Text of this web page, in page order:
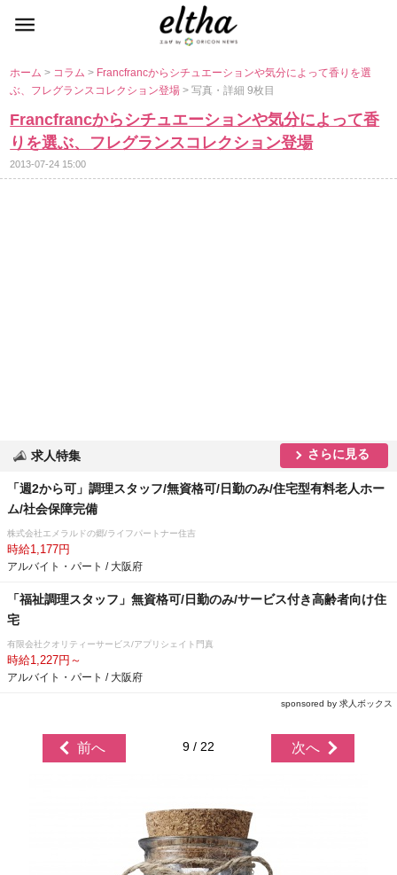
ホーム> コラム> Francfrancからシチュエーションや気分によって香りを選
ぶ、フレグランスコレクション登場> 写真・詳細 9枚目
Francfrancからシチュエーションや気分によって香
りを選ぶ、フレグランスコレクション登場
2013-07-24 15:00
求人特集 さらに見る
「週2から可」調理スタッフ/無資格可/日勤のみ/住宅型有料老人ホー
ム/社会保障完備
株式会社エメラルドの郷/ライフパートナー住吉
時給1,177円
アルバイト・パート / 大阪府
「福祉調理スタッフ」無資格可/日勤のみ/サービス付き高齢者向け住
宅
有限会社クオリティーサービス/アプリシェイト門真
時給1,227円～
アルバイト・パート / 大阪府
sponsored by 求人ボックス
前へ 9 / 22 次へ